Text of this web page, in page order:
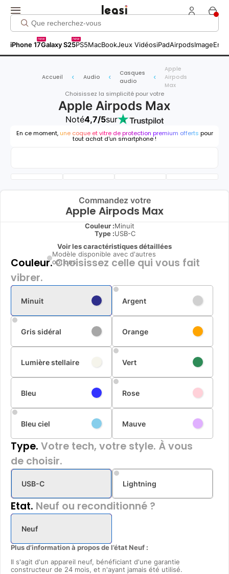
iPhone 17
new
Galaxy S25
new
PS5MacBookJeux VidéosiPadAirpodsImage
Accueil Audio
Casques
audio
Apple
Airpods
Max
Choisissez la simplicité pour votre
Apple Airpods Max
Noté4,7/5sur
En ce moment, une coque et vitre de protection premium offerts pour
tout achat d'un smartphone !
Commandez votre
Apple Airpods Max
Couleur :Minuit
Type :USB-C
Voir les caractéristiques détaillées
Modèle disponible avec d'autres
options
Couleur.Choisissez celle qui vous fait
vibrer.
Minuit Argent
Gris sidéral Orange
Lumière stellaire Vert
Bleu Rose
Bleu ciel Mauve
Type. Votre tech, votre style. À vous
de choisir.
USB-C Lightning
Etat. Neuf ou reconditionné ?
Neuf
Plus d’information à propos de l’état Neuf :
Il s'agit d'un appareil neuf, bénéficiant d'une garantie
constructeur de 24 mois, et n'ayant jamais été utilisé.